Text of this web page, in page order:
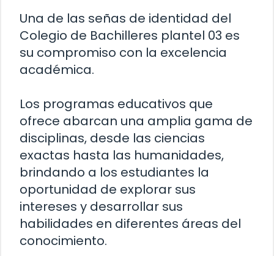
Una de las señas de identidad del
Colegio de Bachilleres plantel 03 es
su compromiso con la excelencia
académica.
Los programas educativos que
ofrece abarcan una amplia gama de
disciplinas, desde las ciencias
exactas hasta las humanidades,
brindando a los estudiantes la
oportunidad de explorar sus
intereses y desarrollar sus
habilidades en diferentes áreas del
conocimiento.